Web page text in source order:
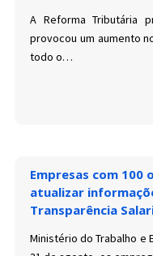
A Reforma Tributária
provocou um aumento
todo o…
Empresas com 100
atualizar
Transparência
Ministério do Trabalho e